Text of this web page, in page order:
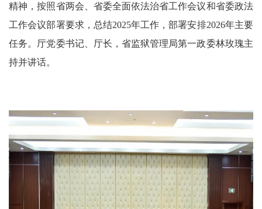
精神，按照省两会、省委全面依法治省工作会议和省委政法
工作会议部署要求，总结2025年工作，部署安排2026年主要
任务。厅党委书记、厅长，省监狱管理局第一政委林玫瑰主
持并讲话。